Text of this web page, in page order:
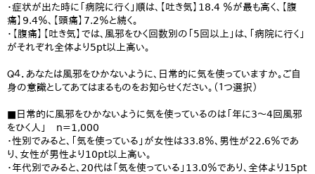
・症状が出た時に「病院に行く」順は、【吐き気】18.4 ％が最も高く、【腹
痛】9.4％、【頭痛】7.2％と続く。
・【腹痛】【吐き気】では、風邪をひく回数別の「5回以上」は、「病院に行く」
がそれぞれ全体より5pt以上高い。
Ｑ４．あなたは風邪をひかないように、日常的に気を使っていますか。ご自
身の意識としてあてはまるものをお知らせください。（１つ選択）
■日常的に風邪をひかないように気を使っているのは「年に3～4回風邪
をひく人」 n=1,000
・性別でみると、「気を使っている」が女性は33.8％、男性が22.6％であ
り、女性が男性より10pt以上高い。
・年代別でみると、20代は「気を使っている」13.0％であり、全体より15pt